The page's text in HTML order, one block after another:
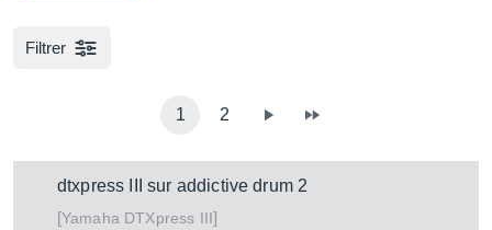
Filtrer
1 2
dtxpress III sur addictive drum 2
[Yamaha DTXpress III]